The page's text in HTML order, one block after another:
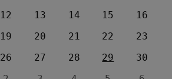
12 13 14 15
16
19 20 21 22
23
26 27 28 29
30